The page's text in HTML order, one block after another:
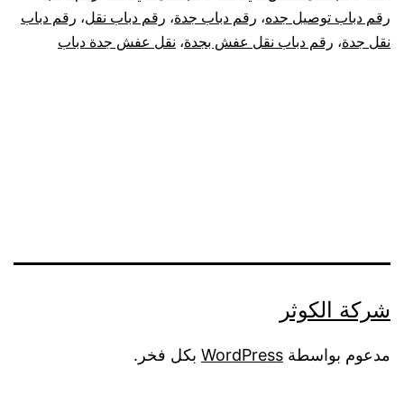
رقم دباب توصيل جده، رقم دباب جدة، رقم دباب نقل، رقم دباب
نقل جدة، رقم دباب نقل عفش بجدة، نقل عفش جدة دباب
شركة الكوثر
مدعوم بواسطة WordPress بكل فخر.